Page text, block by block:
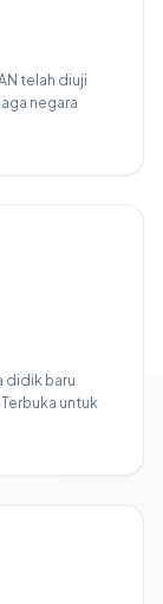
telah diuji
negara
didik baru
untuk